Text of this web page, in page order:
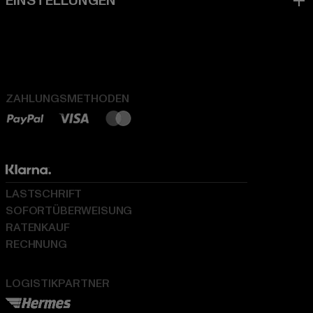
ZAHLUNGSMETHODEN
LOGISTIKPARTNER
LASTSCHRIFT
SOFORTÜBERWEISUNG
RATENKAUF
RECHNUNG